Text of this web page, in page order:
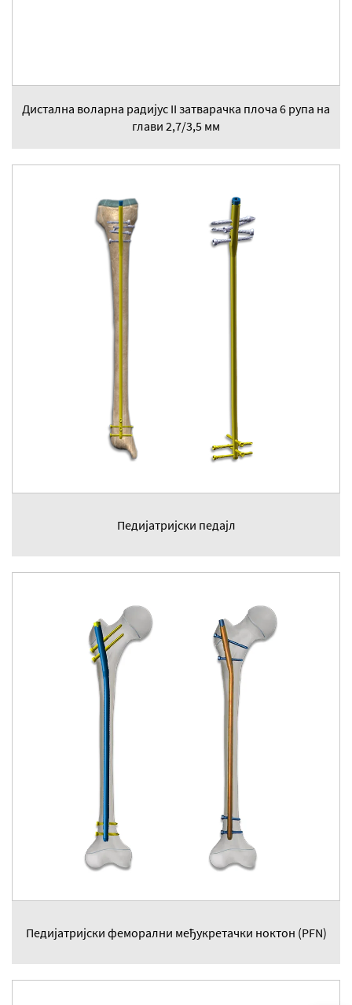
Дистална воларна радијус II затварачка плоча 6 рупа на
глави 2,7/3,5 мм
Педијатријски педајл
Педијатријски феморални међукретачки ноктон (PFN)